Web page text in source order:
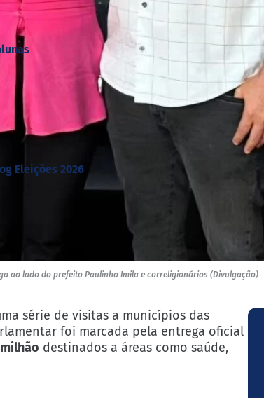
Eleições 2026
ao lado do prefeito Paulinho Imila e correligionários (Divulgação)
série de visitas a municípios das
foi marcada pela entrega oficial
milhão destinados a áreas como saúde,